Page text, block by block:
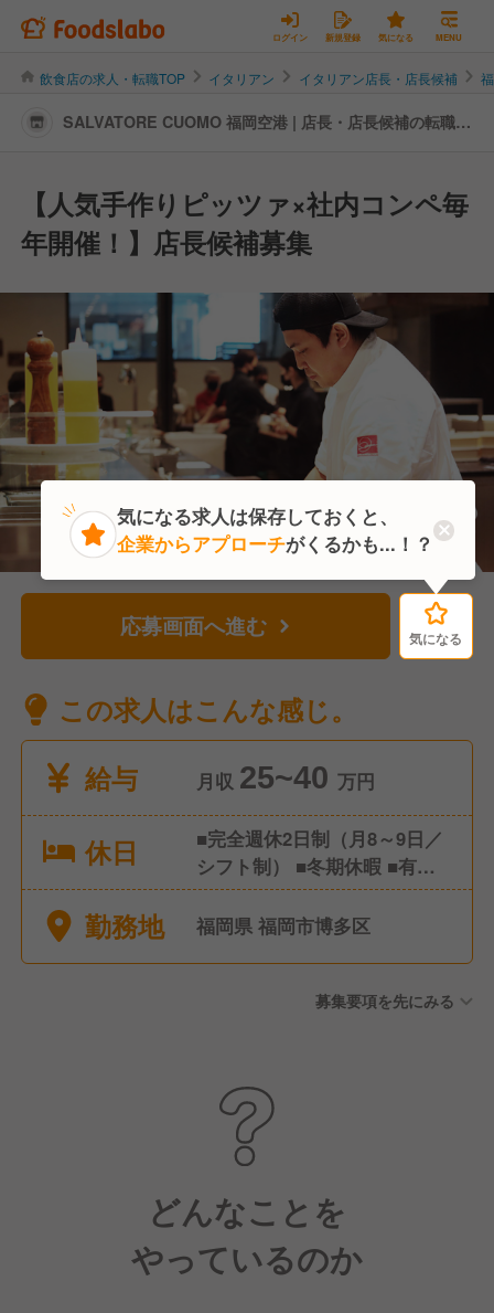
ログイン 新規登録 気になる MENU
飲食店の求人・転職TOP イタリアン イタリアン店長・店長候補
SALVATORE CUOMO 福岡空港 | 店長・店長候補の転職・
【人気手作りピッツァ×社内コンペ毎
年開催！】店長候補募集
応募画面へ進む 気になる
この求人はこんな感じ。
給与
月収 25~40 万円
休日
■完全週休2日制（月8～9日／
シフト制） ■冬期休暇 ■有給
休暇 ■慶弔休暇 ■産前・産後
休暇、育児休暇
勤務地 福岡県 福岡市博多区
募集要項を先にみる
どんなことを
やっているのか
気になる
気になる求人は保存しておくと、
企業からアプローチがくるかも...！？